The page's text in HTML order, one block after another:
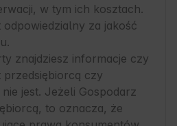
w tym ich kosztach.
odpowiedzialny za jakość
znajdziesz informacje czy
przedsiębiorcą czy
jest. Jeżeli Gospodarz
to oznacza, że